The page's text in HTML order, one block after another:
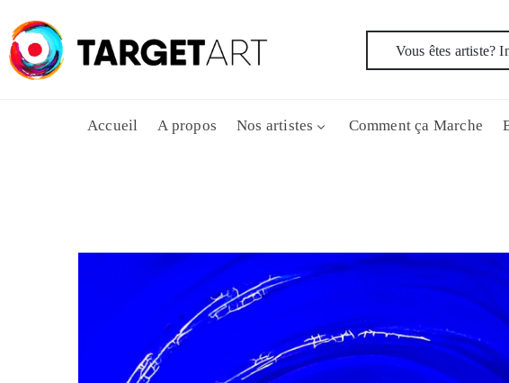
Vous êtes artiste?
Accueil A propos Nos artistes Comment ça Marche